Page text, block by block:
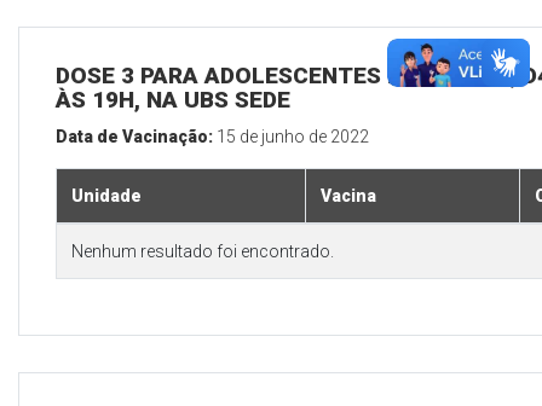
DOSE 3 PARA ADOLESCENTES E ADULTOS,
ÀS 19H, NA UBS SEDE
Data de Vacinação: 15 de junho de 2022
Unidade Vacina
Nenhum resultado foi encontrado.